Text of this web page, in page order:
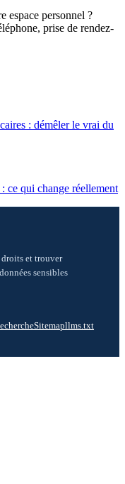
espace personnel ?
prise de rendez-
: démêler le vrai du
ce qui change réellement
et trouver
sensibles
Sitemapllms.txt